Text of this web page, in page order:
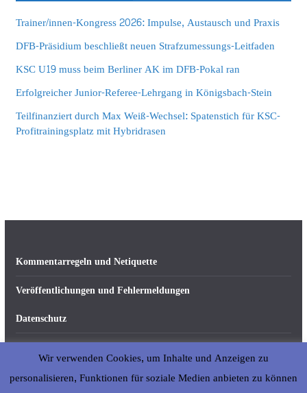
Trainer/innen-Kongress 2026: Impulse, Austausch und Praxis
DFB-Präsidium beschließt neuen Strafzumessungs-Leitfaden
KSC U19 muss beim Berliner AK im DFB-Pokal ran
Erfolgreicher Junior-Referee-Lehrgang in Königsbach-Stein
Teilfinanziert durch Max Weiß-Wechsel: Spatenstich für KSC-
Profitrainingsplatz mit Hybridrasen
Kommentarregeln und Netiquette
Veröffentlichungen und Fehlermeldungen
Datenschutz
Impressum
Über abseits-ka.de
Wir verwenden Cookies, um Inhalte und Anzeigen zu
personalisieren, Funktionen für soziale Medien anbieten zu können